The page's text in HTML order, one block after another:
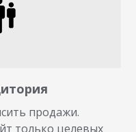
продажи.
только целевых